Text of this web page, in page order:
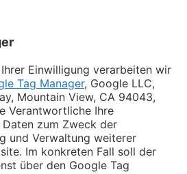
Einwilligung verarbeiten wir
Tag Manager, Google LLC,
Mountain View, CA 94043,
Verantwortliche Ihre
zum Zweck der
und Verwaltung weiterer
Im konkreten Fall soll der
über den Google Tag